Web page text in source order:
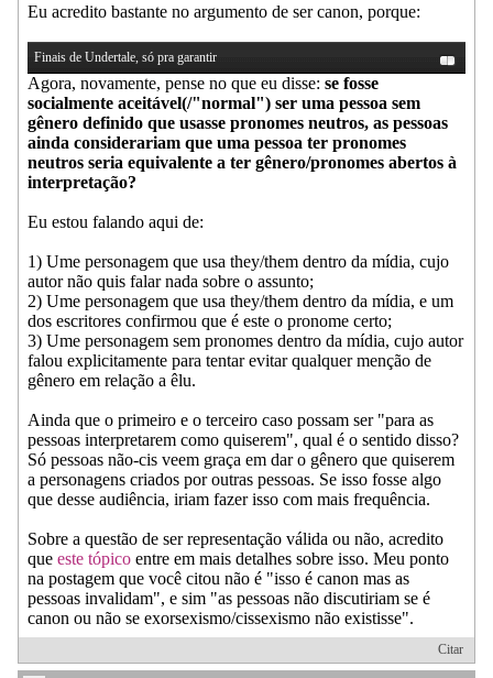
Eu acredito bastante no argumento de ser canon, porque:
Finais de Undertale, só pra garantir
Agora, novamente, pense no que eu disse: se fosse
socialmente aceitável(/"normal") ser uma pessoa sem
gênero definido que usasse pronomes neutros, as pessoas
ainda considerariam que uma pessoa ter pronomes
neutros seria equivalente a ter gênero/pronomes abertos à
interpretação?
Eu estou falando aqui de:
1) Ume personagem que usa they/them dentro da mídia, cujo
autor não quis falar nada sobre o assunto;
2) Ume personagem que usa they/them dentro da mídia, e um
dos escritores confirmou que é este o pronome certo;
3) Ume personagem sem pronomes dentro da mídia, cujo autor
falou explicitamente para tentar evitar qualquer menção de
gênero em relação a êlu.
Ainda que o primeiro e o terceiro caso possam ser "para as
pessoas interpretarem como quiserem", qual é o sentido disso?
Só pessoas não-cis veem graça em dar o gênero que quiserem
a personagens criados por outras pessoas. Se isso fosse algo
que desse audiência, iriam fazer isso com mais frequência.
Sobre a questão de ser representação válida ou não, acredito
que este tópico entre em mais detalhes sobre isso. Meu ponto
na postagem que você citou não é "isso é canon mas as
pessoas invalidam", e sim "as pessoas não discutiriam se é
canon ou não se exorsexismo/cissexismo não existisse".
Citar